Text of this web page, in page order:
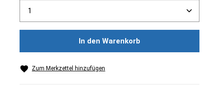
Produkt Anzahl: Gib den gewünschten Wert ein
In den Warenkorb
Zum Merkzettel hinzufügen